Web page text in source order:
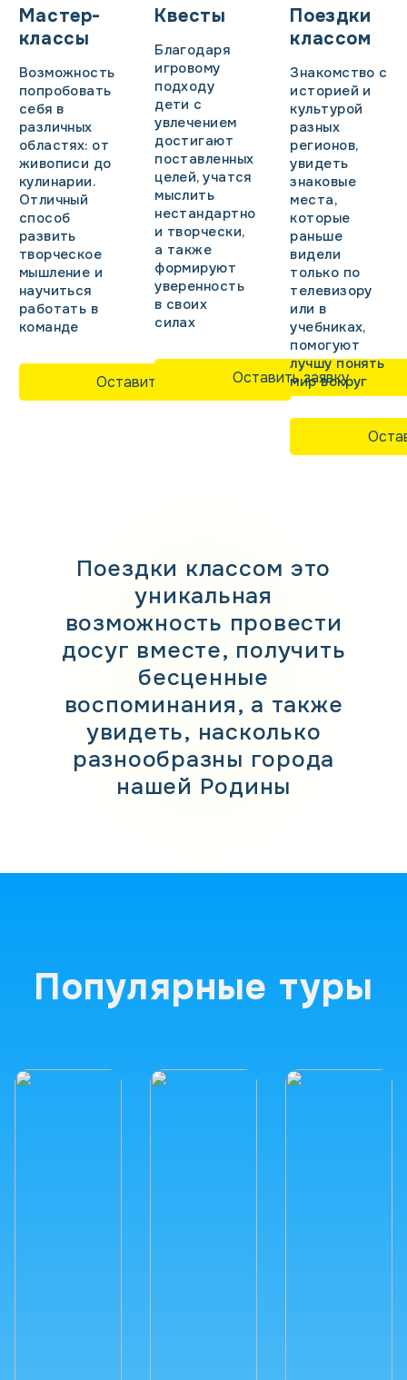
Мастер-
классы
Возможность
попробовать
себя в
различных
областях: от
живописи до
кулинарии.
Отличный
способ
развить
творческое
мышление и
научиться
работать в
команде
Оставить заявку
Квесты
Благодаря
игровому
подходу
дети с
увлечением
достигают
поставленных
целей, учатся
мыслить
нестандартно
и творчески,
а также
формируют
уверенность
в своих
силах
Оставить заявку
Поездки
классом
Знакомство с
историей и
культурой
разных
регионов,
увидеть
знаковые
места,
которые
раньше
видели
только по
телевизору
или в
учебниках,
помогуют
лучшу понять
мир вокруг
Поездки классом это
уникальная
возможность провести
досуг вместе, получить
бесценные
воспоминания, а также
увидеть, насколько
разнообразны города
нашей Родины
Популярные туры